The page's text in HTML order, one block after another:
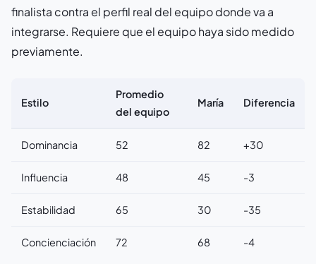
finalista contra el perfil real del equipo donde va a
integrarse. Requiere que el equipo haya sido medido
previamente.
Estilo
Promedio
del equipo
María Diferencia
Dominancia 52 82 +30
Influencia 48 45 -3
Estabilidad 65 30 -35
Concienciación 72 68 -4